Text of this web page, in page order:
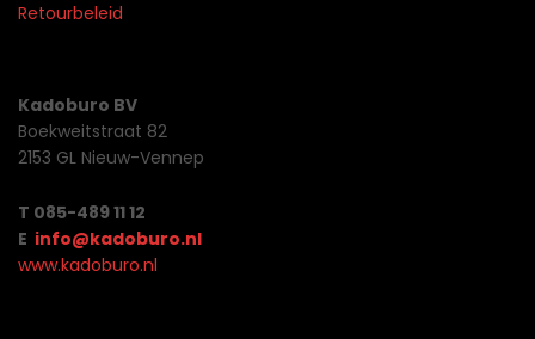
Retourbeleid
Kadoburo BV
Boekweitstraat 82
2153 GL Nieuw-Vennep
T 085-489 11 12
E info@kadoburo.nl
www.kadoburo.nl